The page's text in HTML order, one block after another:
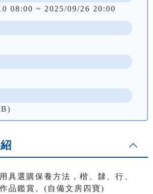
08:00 ~ 2025/09/26 20:00
具選購保養方法，楷、隸、行、
品鑑賞。(自備文房四寶)